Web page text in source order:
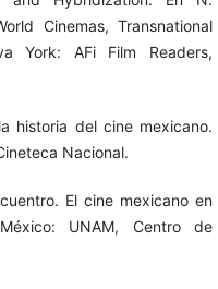
Cinemas, Transnational
York: AFi Film Readers,
historia del cine mexicano.
Nacional.
El cine mexicano en
UNAM, Centro de